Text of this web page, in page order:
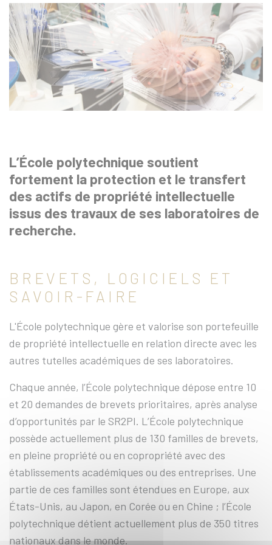
L’École polytechnique soutient
fortement la protection et le transfert
des actifs de propriété intellectuelle
issus des travaux de ses laboratoires de
recherche.
BREVETS, LOGICIELS ET
SAVOIR-FAIRE
L'École polytechnique gère et valorise son portefeuille
de propriété intellectuelle en relation directe avec les
autres tutelles académiques de ses laboratoires.
Chaque année, l’École polytechnique dépose entre 10
et 20 demandes de brevets prioritaires, après analyse
d’opportunités par le SR2PI. L’École polytechnique
possède actuellement plus de 130 familles de brevets,
en pleine propriété ou en copropriété avec des
établissements académiques ou des entreprises. Une
partie de ces familles sont étendues en Europe, aux
États-Unis, au Japon, en Corée ou en Chine ; l’École
polytechnique détient actuellement plus de 350 titres
nationaux dans le monde.